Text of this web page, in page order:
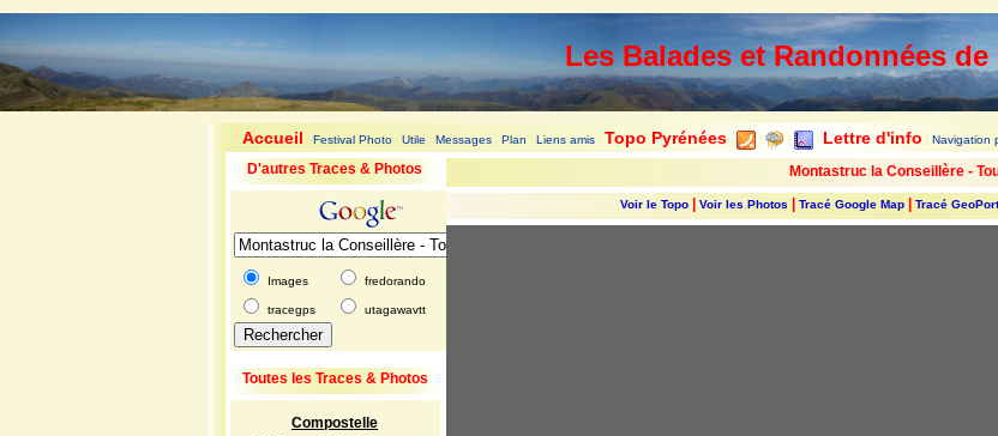
Les Balades et Randonnées de
Accueil Festival Photo Utile Messages Plan Liens amis Topo Pyrénées Lettre d'info Navigation
D'autres Traces & Photos
Images fredorando
tracegps utagawavtt
Toutes les Traces & Photos
Compostelle
Montastruc la Conseillère -
Voir le Topo| Voir les Photos Tracé Google Map| Tracé